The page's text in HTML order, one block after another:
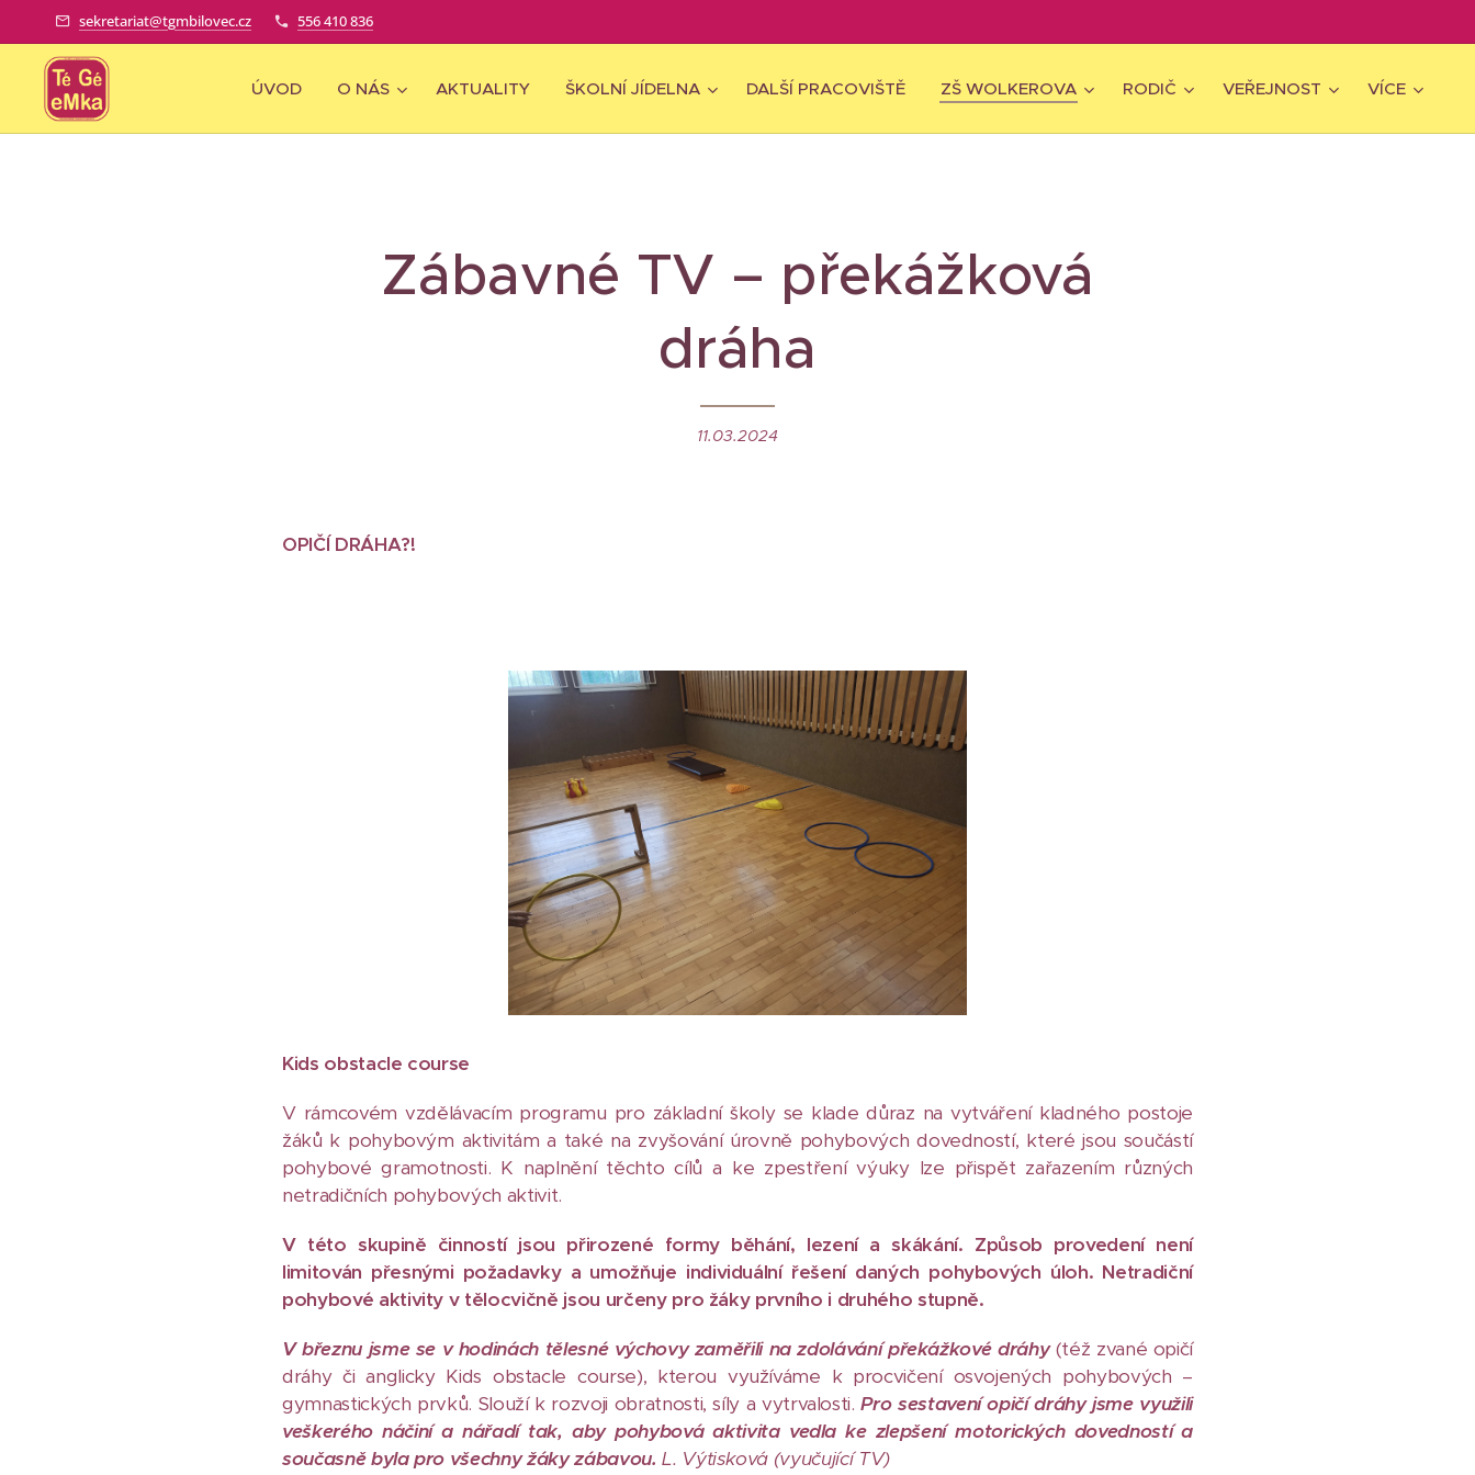
sekretariat@tgmbilovec.cz 556 410 836
ÚVOD O NÁS AKTUALITY ŠKOLNÍ JÍDELNA DALŠÍ PRACOVIŠTĚ ZŠ WOLKEROVA RODIČ VEŘEJNOST VÍCE
Zábavné TV – překážková
dráha
11.03.2024
OPIČÍ DRÁHA?!
Kids obstacle course
V rámcovém vzdělávacím programu pro základní školy se klade důraz na vytváření kladného postoje
žáků k pohybovým aktivitám a také na zvyšování úrovně pohybových dovedností, které jsou součástí
pohybové gramotnosti. K naplnění těchto cílů a ke zpestření výuky lze přispět zařazením různých
netradičních pohybových aktivit.
V této skupině činností jsou přirozené formy běhání, lezení a skákání. Způsob provedení není
limitován přesnými požadavky a umožňuje individuální řešení daných pohybových úloh. Netradiční
pohybové aktivity v tělocvičně jsou určeny pro žáky prvního i druhého stupně.
V březnu jsme se v hodinách tělesné výchovy zaměřili na zdolávání překážkové dráhy(též zvané opičí
dráhy či anglicky Kids obstacle course), kterou využíváme k procvičení osvojených pohybových –
gymnastických prvků. Slouží k rozvoji obratnosti, síly a vytrvalosti.Pro sestavení opičí dráhy jsme využili
veškerého náčiní a nářadí tak, aby pohybová aktivita vedla ke zlepšení motorických dovedností a
současně byla pro všechny žáky zábavou.L. Výtisková (vyučující TV)